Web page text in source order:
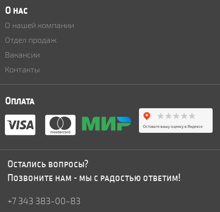
О нас
О нашей компании
Отдел продаж
Вакансии
Контакты
Оплата
Остались вопросы?
Позвоните нам - мы с радостью ответим!
+7 343 383-00-83